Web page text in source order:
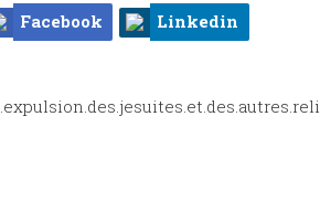
Facebook Linkedin